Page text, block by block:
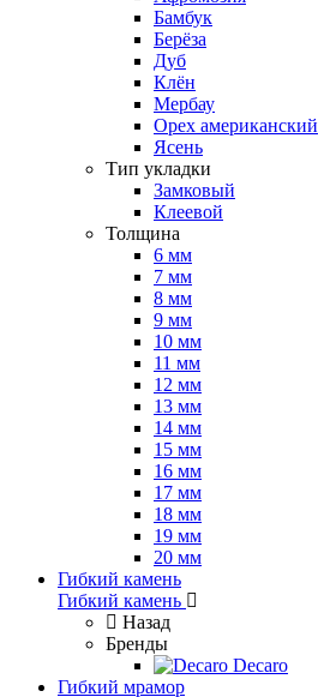
Бамбук
Берёза
Дуб
Клён
Мербау
Орех американский
Ясень
Тип укладки
Замковый
Клеевой
Толщина
6 мм
7 мм
8 мм
9 мм
10 мм
11 мм
12 мм
13 мм
14 мм
15 мм
16 мм
17 мм
18 мм
19 мм
20 мм
Гибкий камень
Гибкий камень
Назад
Бренды
Decaro
Гибкий мрамор